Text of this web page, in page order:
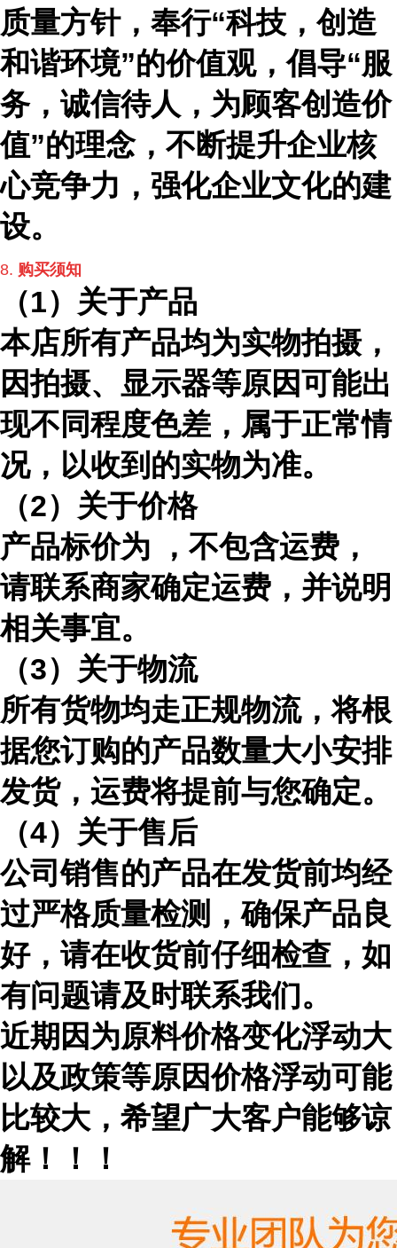
质量方针，奉行“科技，创造
和谐环境”的价值观，倡导“服
务，诚信待人，为顾客创造价
值”的理念，不断提升企业核
心竞争力，强化企业文化的建
设。
8. 购买须知
（1）关于产品
本店所有产品均为实物拍摄，
因拍摄、显示器等原因可能出
现不同程度色差，属于正常情
况，以收到的实物为准。
（2）关于价格
产品标价为 ，不包含运费，
请联系商家确定运费，并说明
相关事宜。
（3）关于物流
所有货物均走正规物流，将根
据您订购的产品数量大小安排
发货，运费将提前与您确定。
（4）关于售后
公司销售的产品在发货前均经
过严格质量检测，确保产品良
好，请在收货前仔细检查，如
有问题请及时联系我们。
近期因为原料价格变化浮动大
以及政策等原因价格浮动可能
比较大，希望广大客户能够谅
解！！！